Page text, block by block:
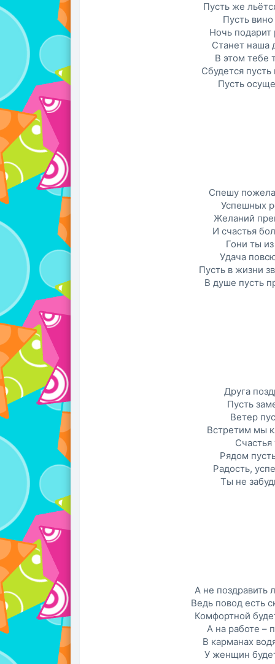
Пусть же
Пусть вино
Ночь подарит
Станет наша
В этом тебе
Сбудется
Пусть
Спешу
Успешных
Желаний
И счастья
Гони ты
Удача
Пусть в жизни
В душе пусть
Друга
Пусть
Ветер
Встретим мы
Рядом
Радость,
Ты не
А не поздравить
Ведь повод есть
Комфортной
А на работе –
В карманах
У женщин